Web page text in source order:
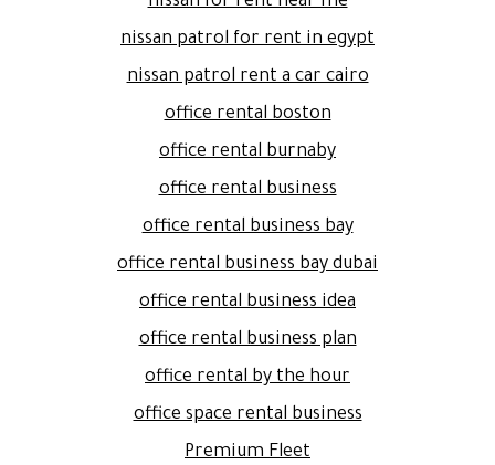
nissan patrol for rent in egypt
nissan patrol rent a car cairo
office rental boston
office rental burnaby
office rental business
office rental business bay
office rental business bay dubai
office rental business idea
office rental business plan
office rental by the hour
office space rental business
Premium Fleet